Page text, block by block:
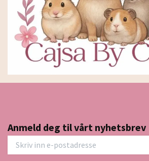
Anmeld deg til vårt nyhetsbrev